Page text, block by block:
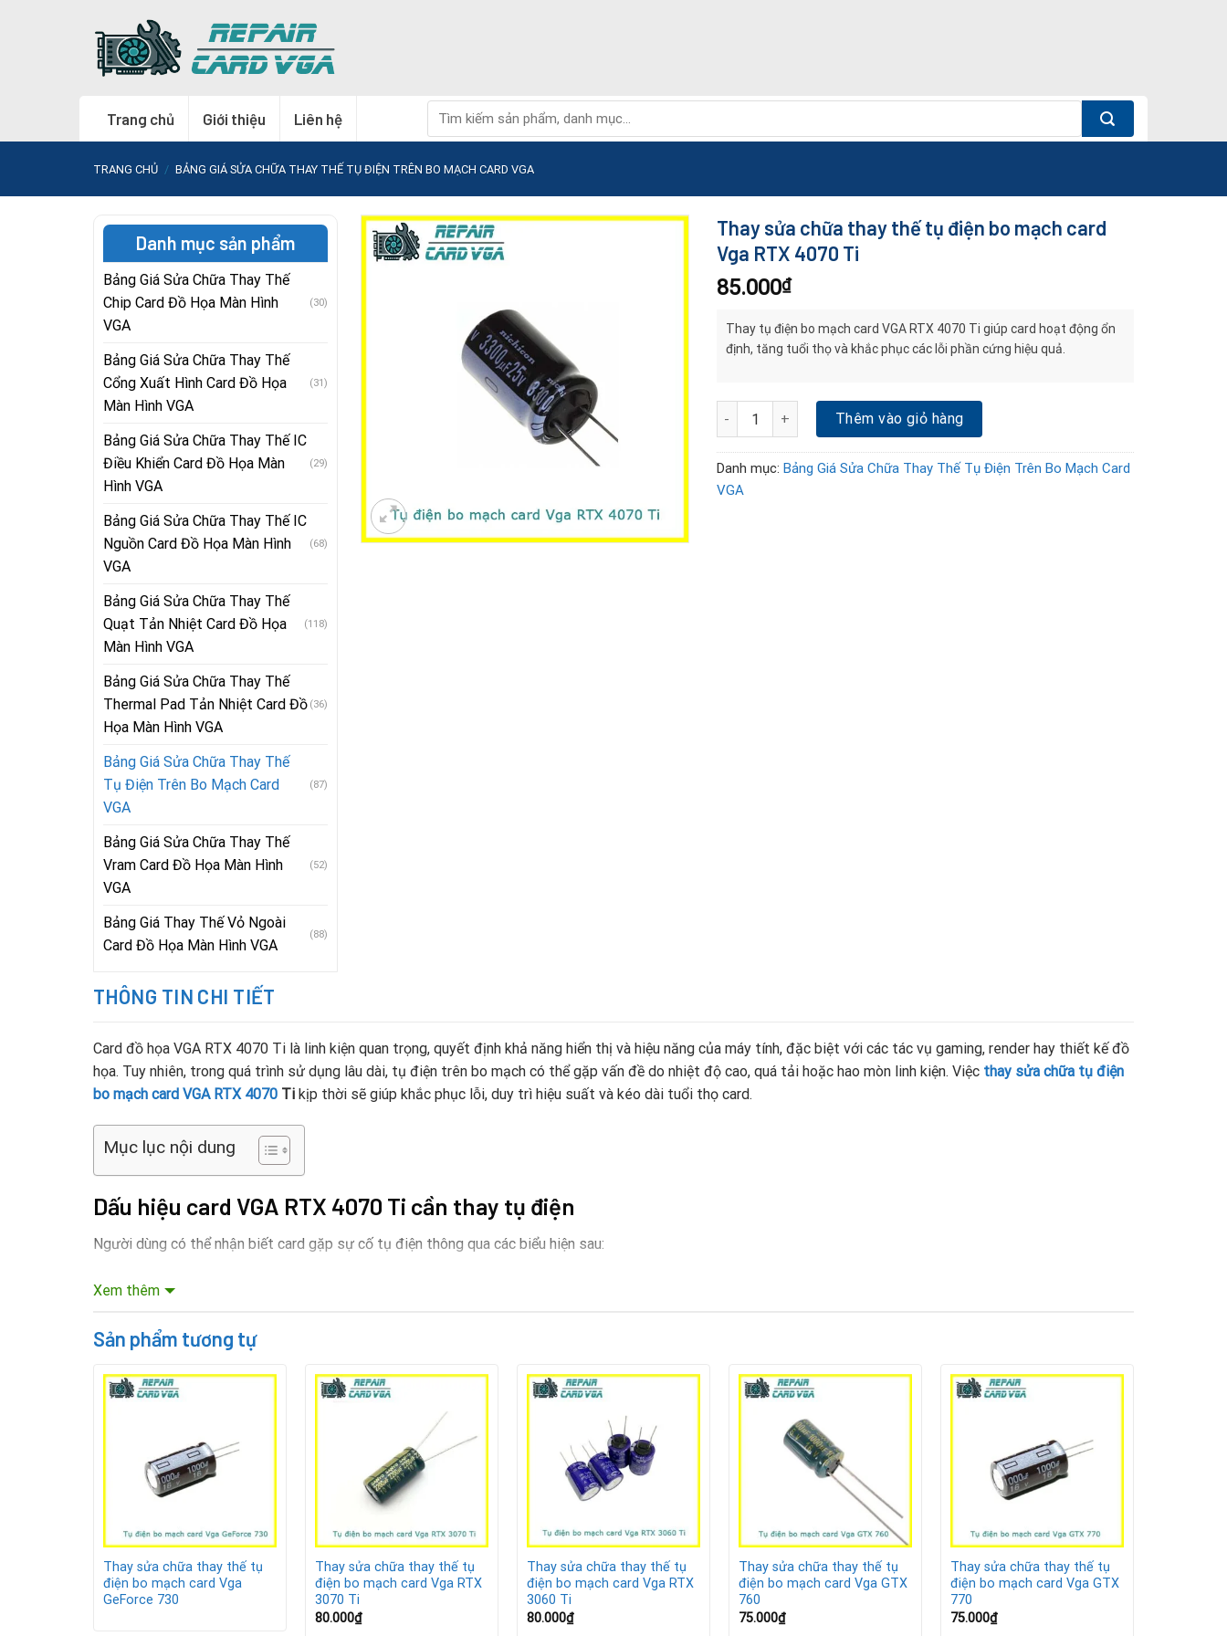
Trang chủ Giới thiệu Liên hệ
kiếm:
TRANG CHỦ / BẢNG GIÁ SỬA CHỮA THAY THẾ TỤ ĐIỆN TRÊN BO MẠCH CARD VGA
Thay sửa chữa thay thế tụ điện bo mạch card
Vga RTX 4070 Ti
85.000₫
Thay tụ điện bo mạch card VGA RTX 4070 Ti giúp card hoạt động ổn
định, tăng tuổi thọ và khắc phục các lỗi phần cứng hiệu quả.
Thay sửa chữa thay thế tụ điện bo mạch card Vga RTX 4070 Ti số lượng
Thêm vào giỏ hàng
Danh mục: Bảng Giá Sửa Chữa Thay Thế Tụ Điện Trên Bo Mạch Card
VGA
Danh mục sản phẩm
Bảng Giá Sửa Chữa Thay Thế
Chip Card Đồ Họa Màn Hình
VGA
(30)
Bảng Giá Sửa Chữa Thay Thế
Cổng Xuất Hình Card Đồ Họa
Màn Hình VGA
(31)
Bảng Giá Sửa Chữa Thay Thế IC
Điều Khiển Card Đồ Họa Màn
Hình VGA
(29)
Bảng Giá Sửa Chữa Thay Thế IC
Nguồn Card Đồ Họa Màn Hình
VGA
(68)
Bảng Giá Sửa Chữa Thay Thế
Quạt Tản Nhiệt Card Đồ Họa
Màn Hình VGA
(118)
Bảng Giá Sửa Chữa Thay Thế
Thermal Pad Tản Nhiệt Card Đồ
Họa Màn Hình VGA
(36)
Bảng Giá Sửa Chữa Thay Thế
Tụ Điện Trên Bo Mạch Card
VGA
(87)
Bảng Giá Sửa Chữa Thay Thế
Vram Card Đồ Họa Màn Hình
VGA
(52)
Bảng Giá Thay Thế Vỏ Ngoài
Card Đồ Họa Màn Hình VGA
(88)
THÔNG TIN CHI TIẾT
Card đồ họa VGA RTX 4070 Ti là linh kiện quan trọng, quyết định khả năng hiển thị và hiệu năng của máy tính, đặc biệt với các tác vụ gaming, render hay thiết kế đồ
họa. Tuy nhiên, trong quá trình sử dụng lâu dài, tụ điện trên bo mạch có thể gặp vấn đề do nhiệt độ cao, quá tải hoặc hao mòn linh kiện. Việc thay sửa chữa tụ điện
bo mạch card VGA RTX 4070 Ti kịp thời sẽ giúp khắc phục lỗi, duy trì hiệu suất và kéo dài tuổi thọ card.
Mục lục nội dung
Dấu hiệu card VGA RTX 4070 Ti cần thay tụ điện
Người dùng có thể nhận biết card gặp sự cố tụ điện thông qua các biểu hiện sau:
Máy tính thường xuyên sập nguồn hoặc khởi động lại khi chạy ứng dụng nặng.
Card đồ họa nóng bất thường dù đã vệ sinh và tra keo tản nhiệt.
Một số trường hợp xuất hiện vạch kẻ hoặc sọc trên màn hình, cảnh báo linh kiện điện tử trên bo mạch bị hỏng.
Quy trình thay sửa chữa tụ điện tại Repair Card Vga
Xem thêm
Sản phẩm tương tự
Thay sửa chữa thay thế tụ
điện bo mạch card Vga
GeForce 730
Thay sửa chữa thay thế tụ
điện bo mạch card Vga RTX
3070 Ti
80.000₫
Thay sửa chữa thay thế tụ
điện bo mạch card Vga RTX
3060 Ti
80.000₫
Thay sửa chữa thay thế tụ
điện bo mạch card Vga GTX
760
75.000₫
Thay sửa chữa thay thế tụ
điện bo mạch card Vga GTX
770
75.000₫